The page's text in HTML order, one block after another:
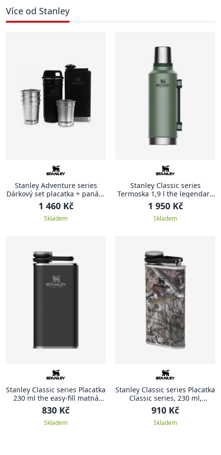
Více od Stanley
Stanley Adventure series
Dárkový set placatka + panáky
matná černá ADVENTURE
1 460 Kč
Skladem
Stanley Classic series
Termoska 1,9 l the legendary
zelená CLASSIC
1 950 Kč
Skladem
Stanley Classic series Placatka
230 ml the easy-fill matná
černá CLASSIC
830 Kč
Skladem
Stanley Classic series Placatka
Classic series, 230 ml,
Country DNA Mossy Oak
Kamuflage
910 Kč
Skladem